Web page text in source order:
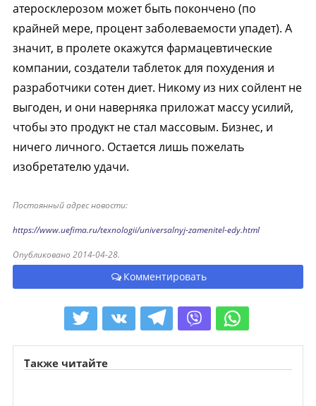
атеросклерозом может быть покончено (по
крайней мере, процент заболеваемости упадет). А
значит, в пролете окажутся фармацевтические
компании, создатели таблеток для похудения и
разработчики сотен диет. Никому из них сойлент не
выгоден, и они наверняка приложат массу усилий,
чтобы это продукт не стал массовым. Бизнес, и
ничего личного. Остается лишь пожелать
изобретателю удачи.
Постоянный адрес новости:
https://www.uefima.ru/texnologii/universalnyj-zamenitel-edy.html
Опубликовано 2014-04-28.
Комментировать
Также читайте